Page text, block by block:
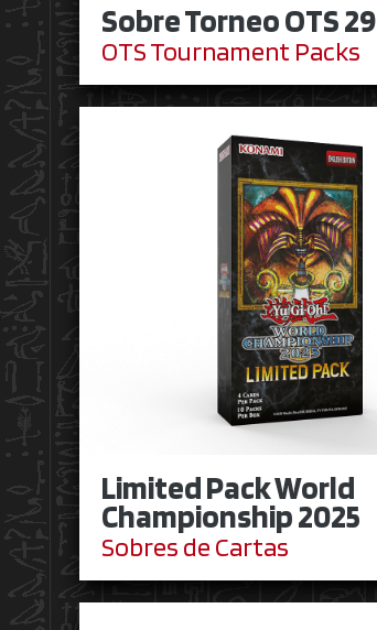
Sobre Torneo OTS 29
OTS Tournament Packs
Limited Pack World
Championship 2025
Sobres de Cartas